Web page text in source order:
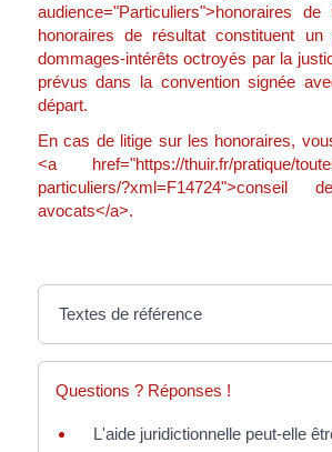
audience="Particuliers">honoraires
honoraires de résultat constituent un
dommages-intérêts octroyés par la
prévus dans la convention signée
départ.
En cas de litige sur les honoraires,
<a href="https://thuir.fr/pratique/
particuliers/
avocats</a>.
Textes de référence
Questions ? Réponses !
L'aide juridictionnelle peut-elle